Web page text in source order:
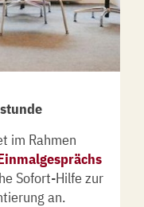
im Rahmen
Sofort-Hilfe zur
an.